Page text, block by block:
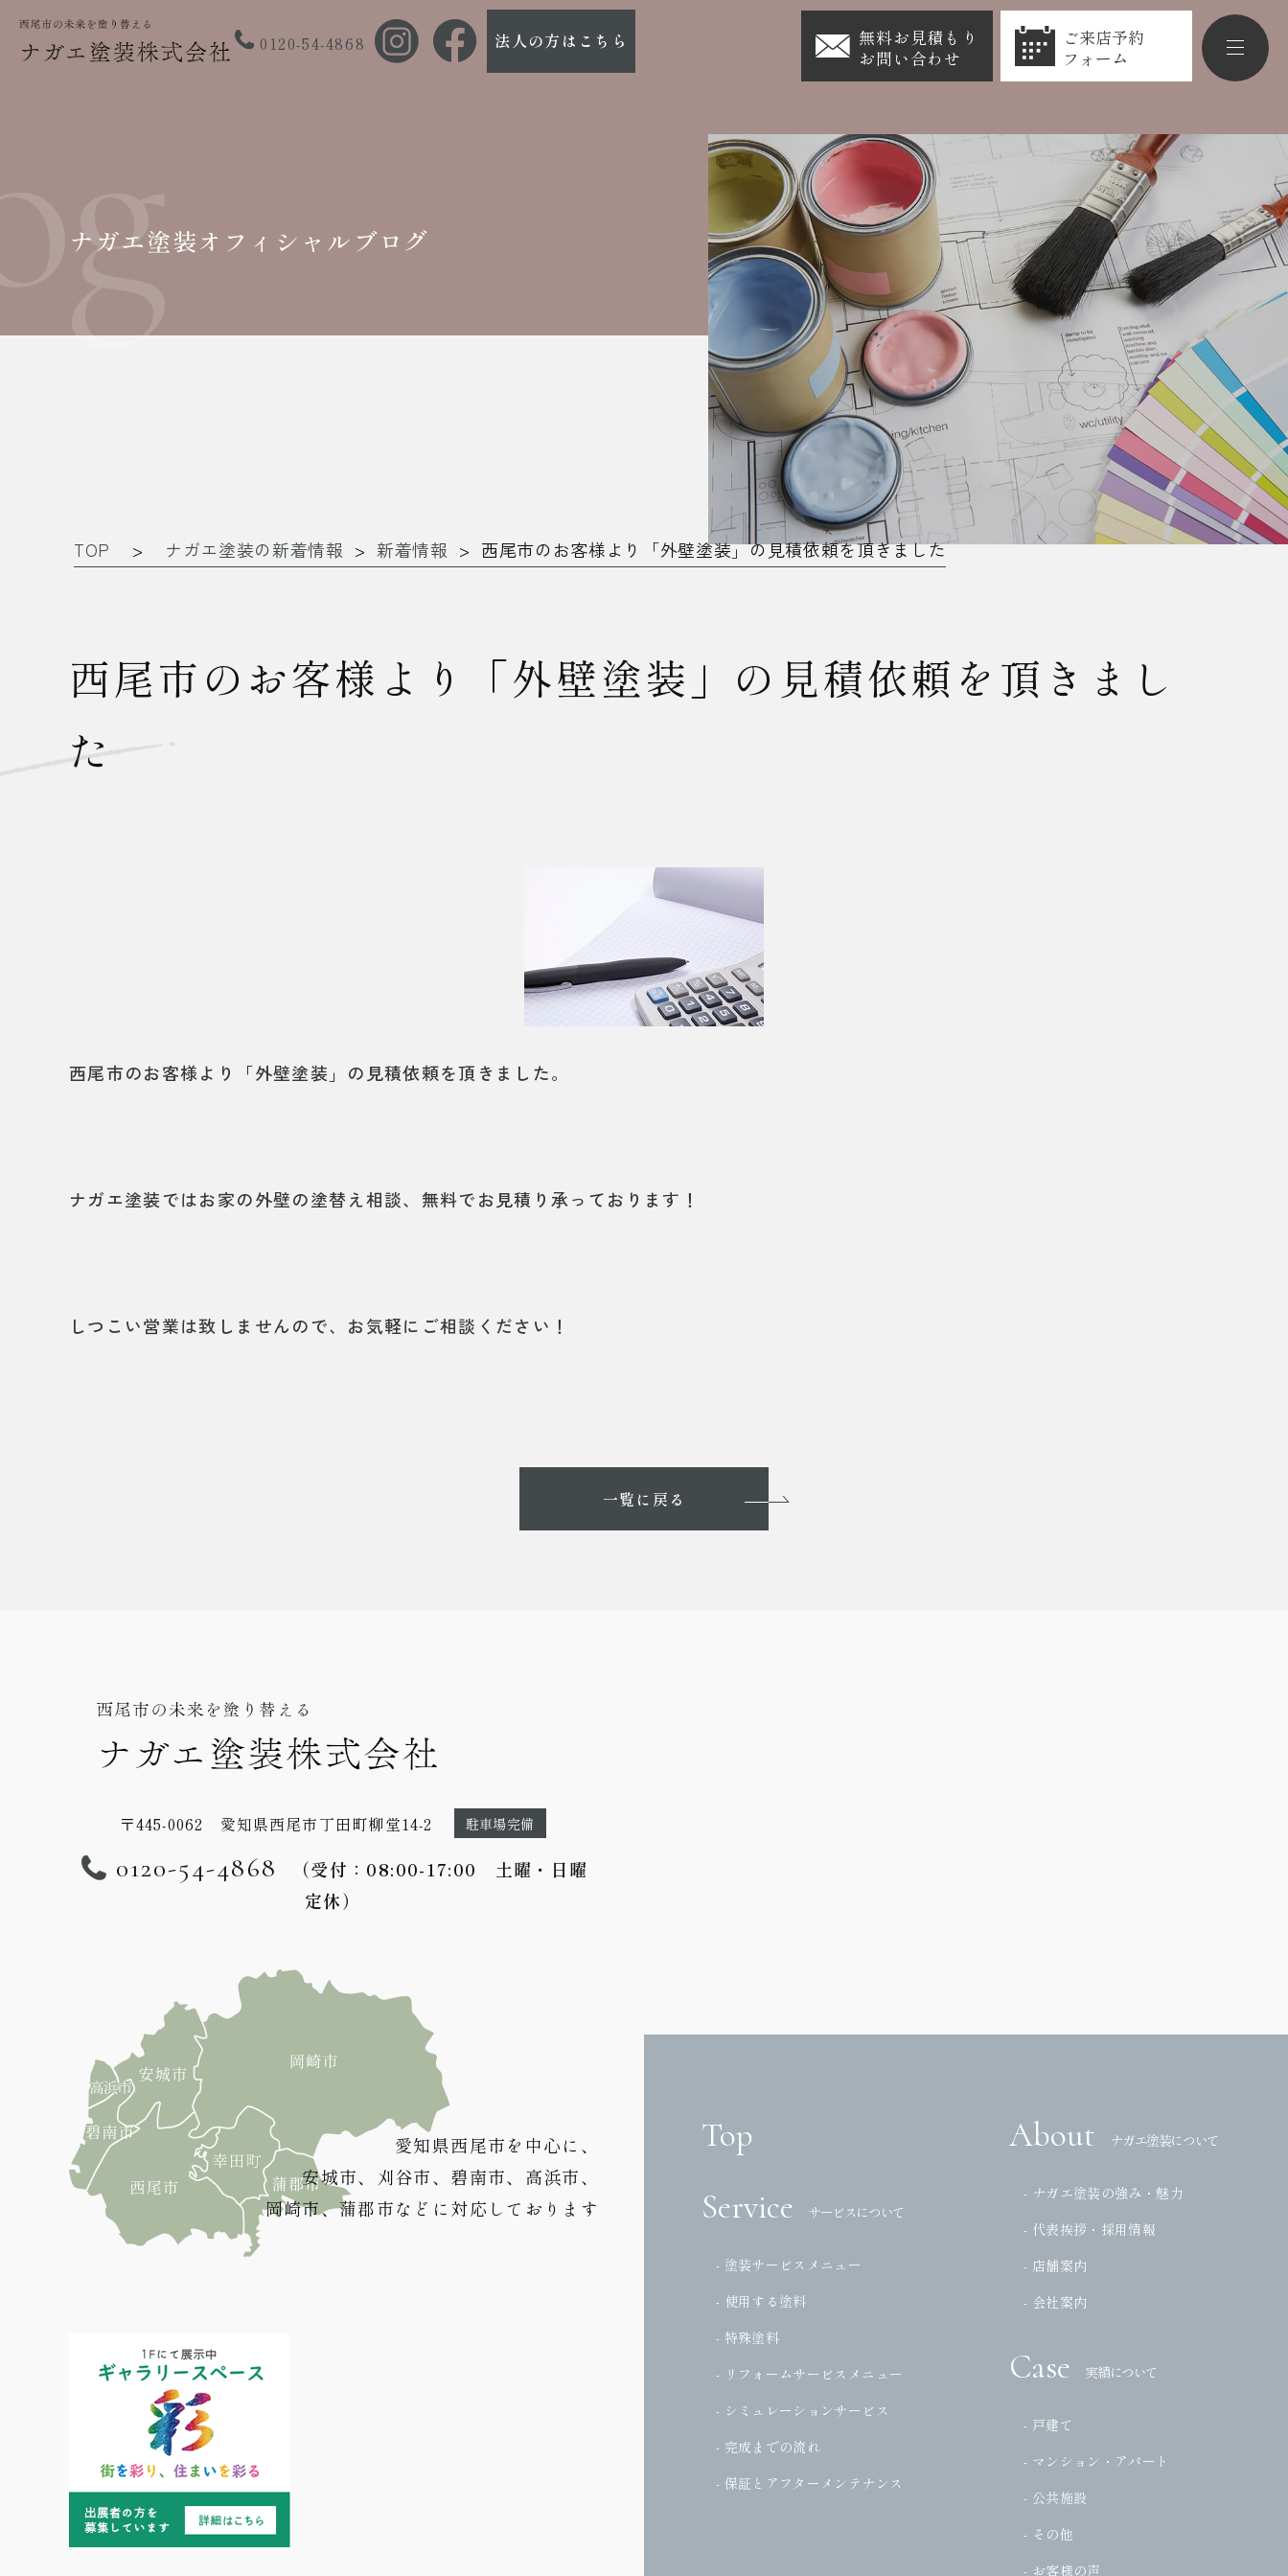
0120-54-4868 法人の方はこちら
無料お見積もり
お問い合わせ
ご来店予約
フォーム
ナガエ塗装オフィシャルブログ
TOP > ナガエ塗装の新着情報 >新着情報 >西尾市のお客様より「外壁塗装」の見積依頼を頂きました
西尾市のお客様より「外壁塗装」の見積依頼を頂きまし
た
西尾市のお客様より「外壁塗装」の見積依頼を頂きました。
ナガエ塗装ではお家の外壁の塗替え相談、無料でお見積り承っております！
しつこい営業は致しませんので、お気軽にご相談ください！
一覧に戻る
〒445-0062 愛知県西尾市丁田町柳堂14-2 駐車場完備
0120-54-4868
（受付：08:00-17:00 土曜・日曜
定休）
愛知県西尾市を中心に、
安城市、刈谷市、碧南市、高浜市、
岡崎市、蒲郡市などに対応しております
Top
Service
サービスについて
- 塗装サービスメニュー
- 使用する塗料
- 特殊塗料
- リフォームサービスメニュー
- シミュレーションサービス
- 完成までの流れ
- 保証とアフターメンテナンス
About ナガエ塗装について
- ナガエ塗装の強み・魅力
- 代表挨拶・採用情報
- 店舗案内
- 会社案内
Case 実績について
- 戸建て
- マンション・アパート
- 公共施設
- その他
- お客様の声